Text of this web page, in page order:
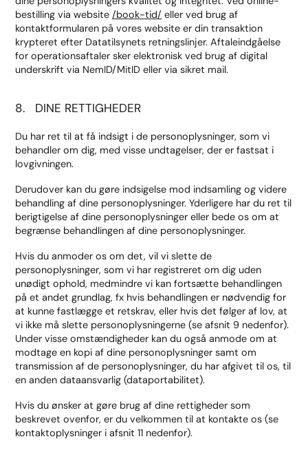
bestilling via website /book-tid/ eller ved brug af
kontaktformularen på vores website er din transaktion
krypteret efter Datatilsynets retningslinjer. Aftaleindgåelse
for operationsaftaler sker elektronisk ved brug af digital
underskrift via NemID/MitID eller via sikret mail.
8. DINE RETTIGHEDER
Du har ret til at få indsigt i de personoplysninger, som vi
behandler om dig, med visse undtagelser, der er fastsat i
lovgivningen.
Derudover kan du gøre indsigelse mod indsamling og videre
behandling af dine personoplysninger. Yderligere har du ret til
berigtigelse af dine personoplysninger eller bede os om at
begrænse behandlingen af dine personoplysninger.
Hvis du anmoder os om det, vil vi slette de
personoplysninger, som vi har registreret om dig uden
unødigt ophold, medmindre vi kan fortsætte behandlingen
på et andet grundlag, fx hvis behandlingen er nødvendig for
at kunne fastlægge et retskrav, eller hvis det følger af lov, at
vi ikke må slette personoplysningerne (se afsnit 9 nedenfor).
Under visse omstændigheder kan du også anmode om at
modtage en kopi af dine personoplysninger samt om
transmission af de personoplysninger, du har afgivet til os, til
en anden dataansvarlig (dataportabilitet).
Hvis du ønsker at gøre brug af dine rettigheder som
beskrevet ovenfor, er du velkommen til at kontakte os (se
kontaktoplysninger i afsnit 11 nedenfor).